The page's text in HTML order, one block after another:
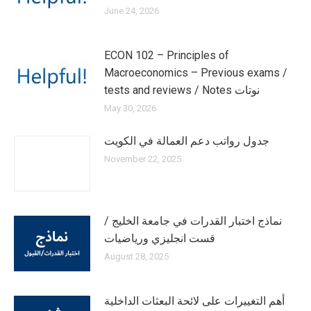
June 24, 2026
ECON 102 – Principles of
Macroeconomics – Previous exams /
tests and reviews / Notes نوتات
May 30, 2026
جدول رواتب دعم العمالة في الكويت
November 22, 2025
نماذج اختبار القدرات في جامعة الخليج /
قست انجليزي ورياضيات
August 28, 2025
أهم التغييرات على لائحة البعثات الداخلية